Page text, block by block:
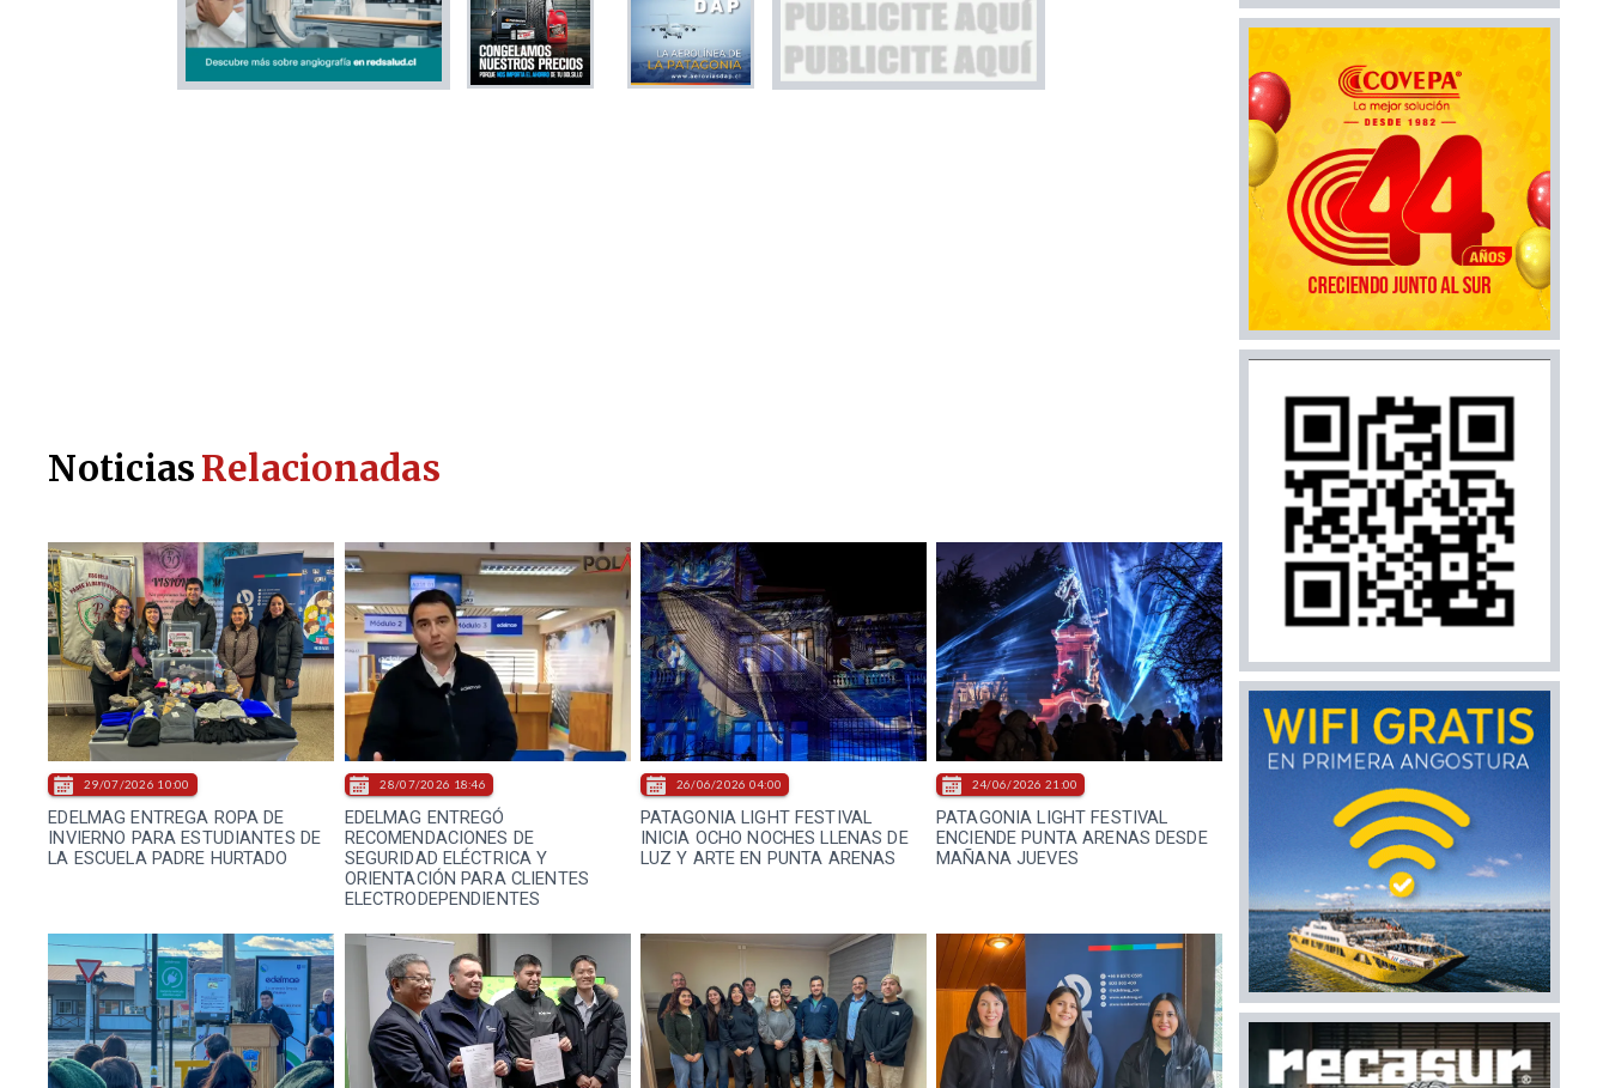
EDELMAG ENTREGA ROPA DE
INVIERNO PARA ESTUDIANTES DE
LA ESCUELA PADRE HURTADO
29/07/2026 10:00
EDELMAG ENTREGÓ
RECOMENDACIONES DE
SEGURIDAD ELÉCTRICA Y
ORIENTACIÓN PARA CLIENTES
ELECTRODEPENDIENTES
28/07/2026 18:46
PATAGONIA LIGHT FESTIVAL
INICIA OCHO NOCHES LLENAS DE
LUZ Y ARTE EN PUNTA ARENAS
26/06/2026 04:00
PATAGONIA LIGHT FESTIVAL
ENCIENDE PUNTA ARENAS DESDE
MAÑANA JUEVES
24/06/2026 21:00
NoticiasRelacionadas